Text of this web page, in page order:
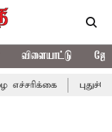
விளையாட்டு
புதுச்சேரி